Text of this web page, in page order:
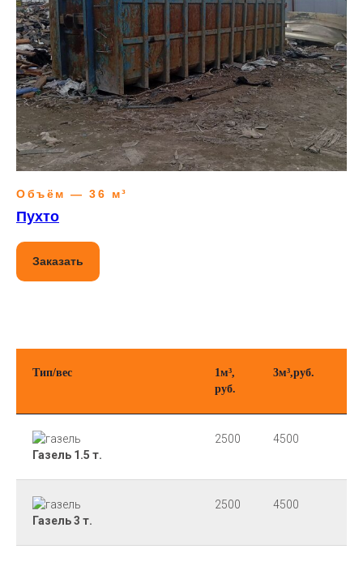
Объём — 36 м³
Пухто
Заказать
Тип/вес
1м³,
руб.
3м³,руб.
Газель 1.5 т.
2500 4500
Газель 3 т.
2500 4500